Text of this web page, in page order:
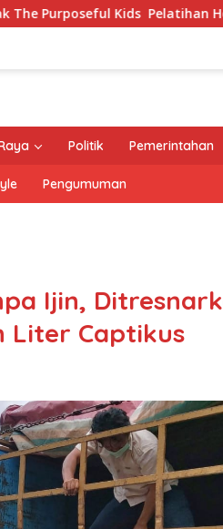
Kids Pelatihan Hospitality
Politik Pemerintahan
Pengumuman
Ijin,
Liter Captikus